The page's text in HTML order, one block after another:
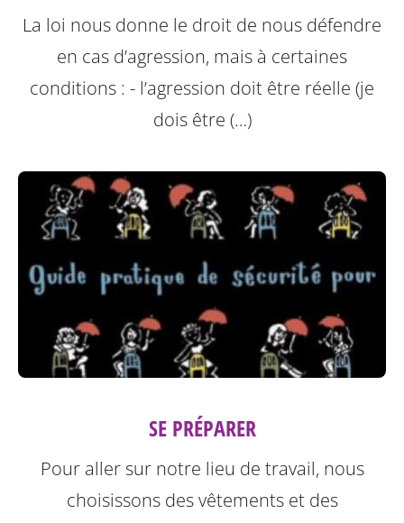
La loi nous donne le droit de nous défendre
en cas d’agression, mais à certaines
conditions : - l’agression doit être réelle (je
dois être (…)
SE PRÉPARER
Pour aller sur notre lieu de travail, nous
choisissons des vêtements et des